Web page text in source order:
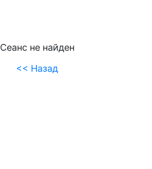
Сеанс не найден
<< Назад